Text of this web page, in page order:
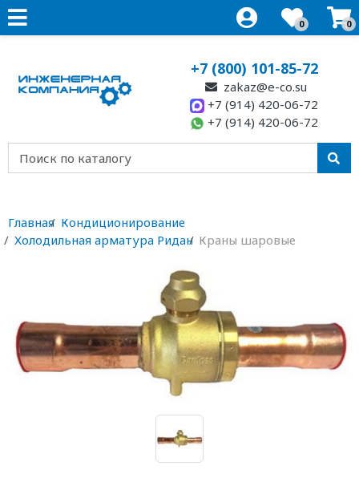
0 0
+7 (800) 101-85-72
zakaz@e-co.su
+7 (914) 420-06-72
+7 (914) 420-06-72
Главная Кондиционирование
Холодильная арматура Ридан Краны шаровые